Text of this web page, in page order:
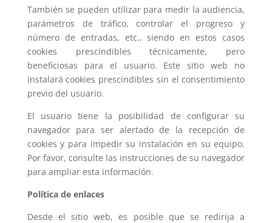
También se pueden utilizar para medir la audiencia,
parámetros de tráfico, controlar el progreso y
número de entradas, etc., siendo en estos casos
cookies prescindibles técnicamente, pero
beneficiosas para el usuario. Este sitio web no
instalará cookies prescindibles sin el consentimiento
previo del usuario.
El usuario tiene la posibilidad de configurar su
navegador para ser alertado de la recepción de
cookies y para impedir su instalación en su equipo.
Por favor, consulte las instrucciones de su navegador
para ampliar esta información.
Política de enlaces
Desde el sitio web, es posible que se redirija a